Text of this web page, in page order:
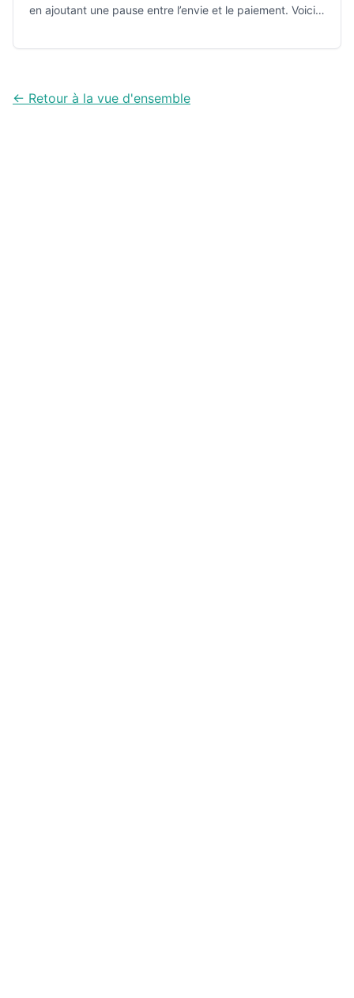
en ajoutant une pause entre l’envie et le paiement. Voici
← Retour à la vue d'ensemble